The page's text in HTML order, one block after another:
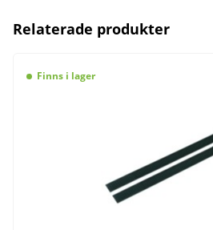
Relaterade produkter
Finns i lager